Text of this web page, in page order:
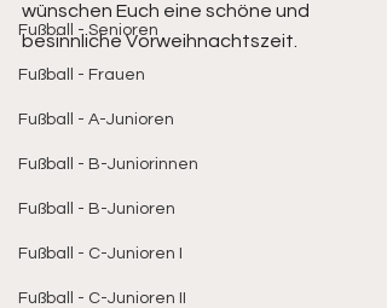
Fußball - Senioren
Fußball - Frauen
Fußball - A-Junioren
Fußball - B-Juniorinnen
Fußball - B-Junioren
Fußball - C-Junioren I
Fußball - C-Junioren II
wünschen Euch eine schöne und
besinnliche Vorweihnachtszeit.